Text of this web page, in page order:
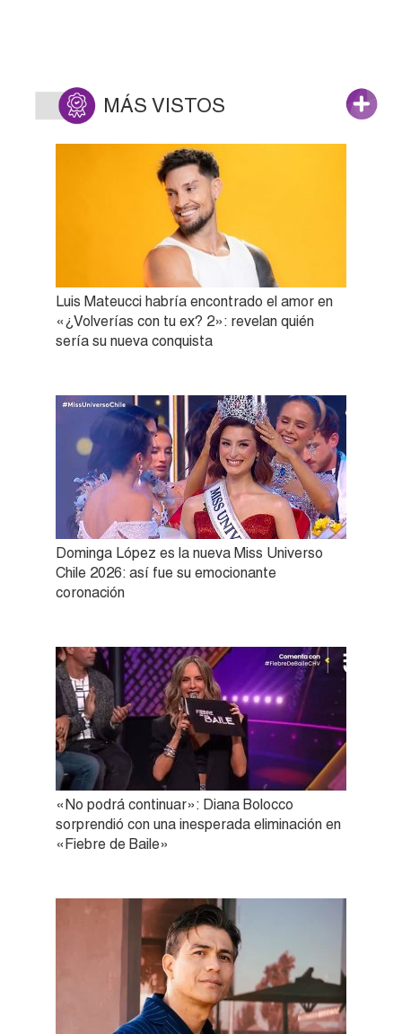
MÁS VISTOS
Luis Mateucci habría encontrado el amor en
«¿Volverías con tu ex? 2»: revelan quién
sería su nueva conquista
Dominga López es la nueva Miss Universo
Chile 2026: así fue su emocionante
coronación
«No podrá continuar»: Diana Bolocco
sorprendió con una inesperada eliminación en
«Fiebre de Baile»